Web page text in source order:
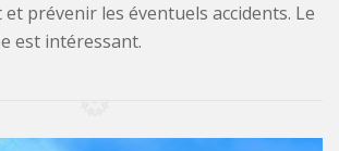
prévenir les éventuels accidents. Le
est intéressant.